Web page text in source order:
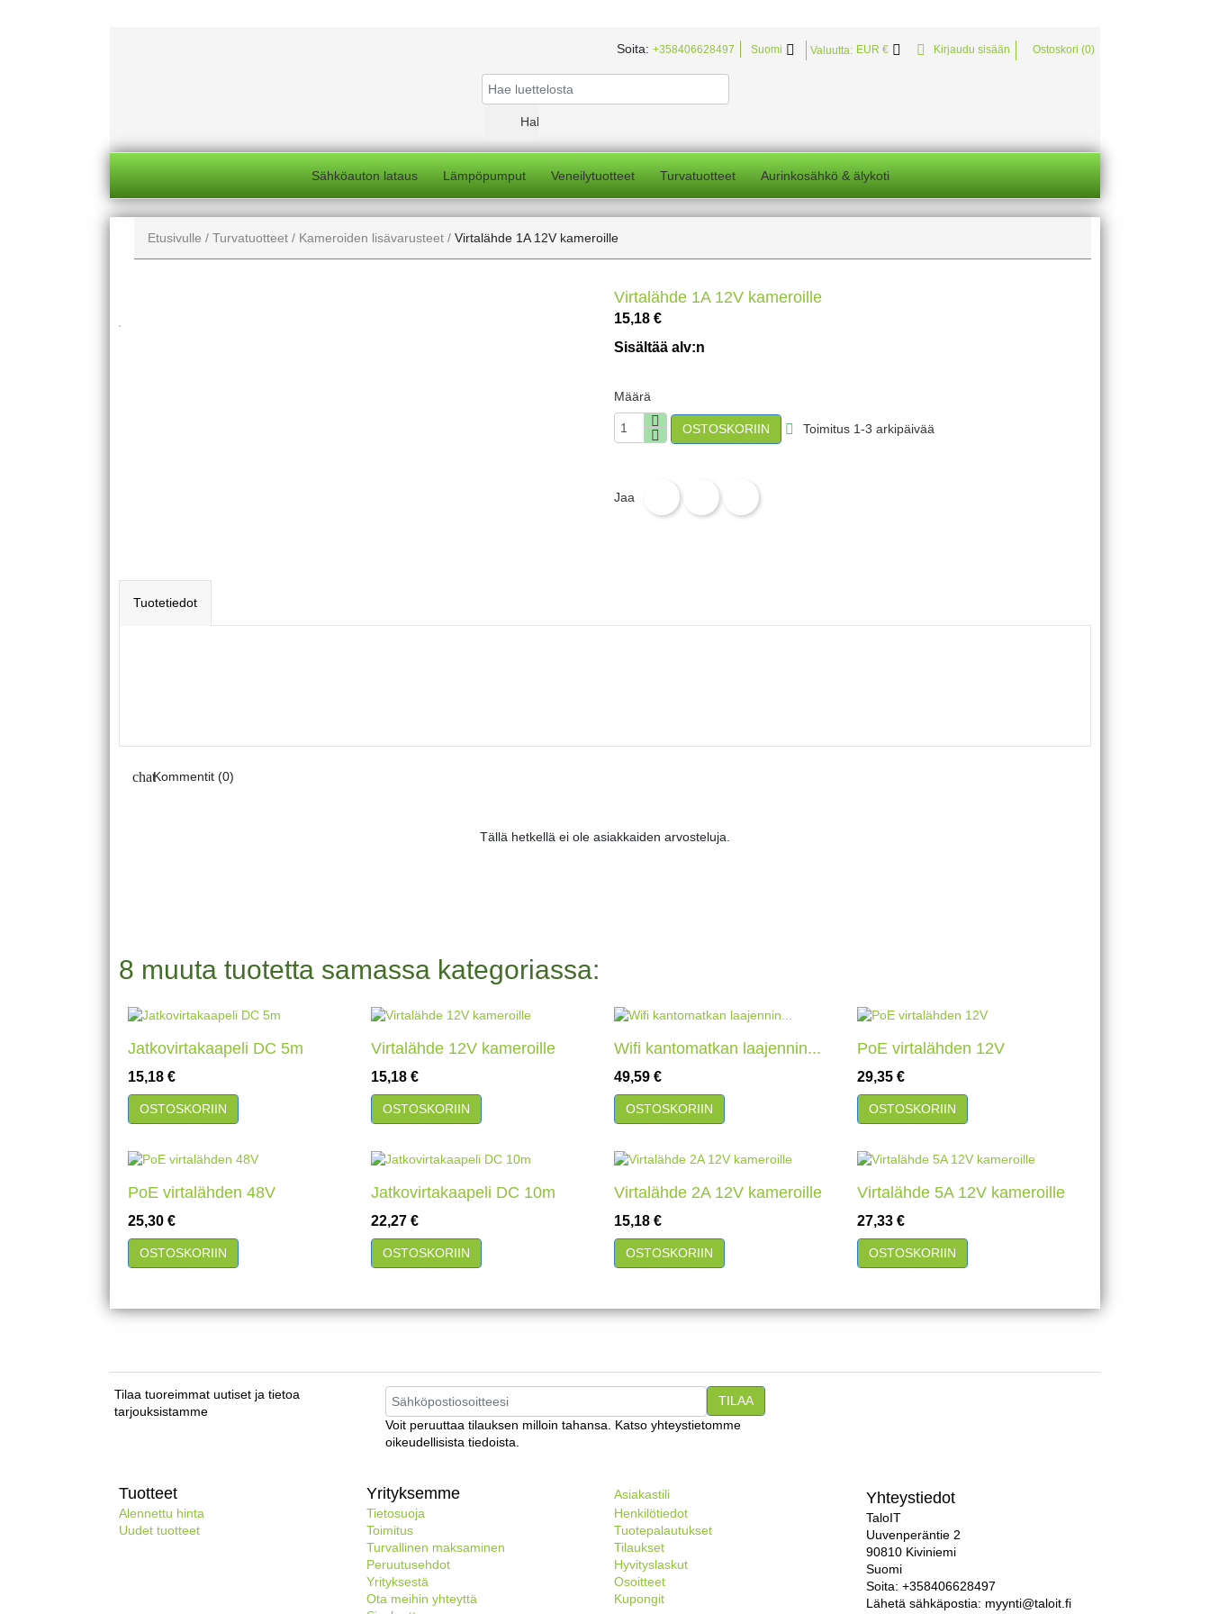
Soita: +358406628497 Suomi  Valuutta: EUR €   Kirjaudu sisään Ostoskori (0)
Sähköauton lataus Lämpöpumput Veneilytuotteet Turvatuotteet Aurinkosähkö & älykoti
Etusivulle Turvatuotteet Kameroiden lisävarusteet Virtalähde 1A 12V kameroille
Virtalähde 1A 12V kameroille
15,18 €
Sisältää alv:n
Määrä
OSTOSKORIIN  Toimitus 1-3 arkipäivää
Jaa
Tuotetiedot
Kommentit (0)
Tällä hetkellä ei ole asiakkaiden arvosteluja.
8 muuta tuotetta samassa kategoriassa:
Jatkovirtakaapeli DC 5m
Hinta
15,18 €
Pikakatselu
OSTOSKORIIN
Virtalähde 12V kameroille
Hinta
15,18 €
Pikakatselu
OSTOSKORIIN
Wifi kantomatkan laajennin...
Hinta
49,59 €
Pikakatselu
OSTOSKORIIN
PoE virtalähden 12V
Hinta
29,35 €
Pikakatselu
OSTOSKORIIN
PoE virtalähden 48V
Hinta
25,30 €
Pikakatselu
OSTOSKORIIN
Jatkovirtakaapeli DC 10m
Hinta
22,27 €
Pikakatselu
OSTOSKORIIN
Virtalähde 2A 12V kameroille
Hinta
15,18 €
Pikakatselu
OSTOSKORIIN
Virtalähde 5A 12V kameroille
Hinta
27,33 €
Pikakatselu
OSTOSKORIIN
Tilaa tuoreimmat uutiset ja tietoa
tarjouksistamme
Voit peruuttaa tilauksen milloin tahansa. Katso yhteystietomme
oikeudellisista tiedoista.
Tuotteet
Alennettu hinta
Uudet tuotteet
Yrityksemme
Tietosuoja
Toimitus
Turvallinen maksaminen
Peruutusehdot
Yrityksestä
Ota meihin yhteyttä
Asiakastili
Henkilötiedot
Tuotepalautukset
Tilaukset
Hyvityslaskut
Osoitteet
Kupongit
Yhteystiedot
TaloIT
Uuvenperäntie 2
90810 Kiviniemi
Suomi
Soita: +358406628497
Lähetä sähkäpostia: myynti@taloit.fi